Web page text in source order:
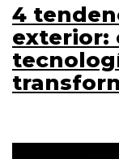
4
exterior: